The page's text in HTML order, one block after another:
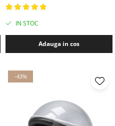
IN STOC
Adauga in cos
-43%